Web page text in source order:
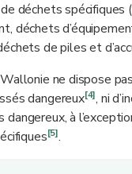
déchets spécifiques
déchets
de piles et
ne dispose
dangereux[4], ni
dangereux, à
[5].